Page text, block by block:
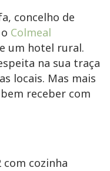
concelho de
Colmeal
um hotel rural.
na sua traça
locais. Mas mais
receber com
cozinha